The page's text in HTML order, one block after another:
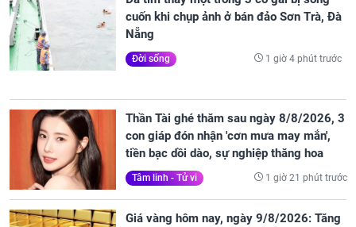
cuốn khi chụp ảnh ở bán đảo Sơn Trà, Đà
Nẵng
Đời sống 1 giờ 4 phút trước
Thần Tài ghé thăm sau ngày 8/8/2026, 3
con giáp đón nhận 'cơn mưa may mắn',
tiền bạc dồi dào, sự nghiệp thăng hoa
Tâm linh - Tử vi 1 giờ 21 phút trước
Giá vàng hôm nay, ngày 9/8/2026: Tăng